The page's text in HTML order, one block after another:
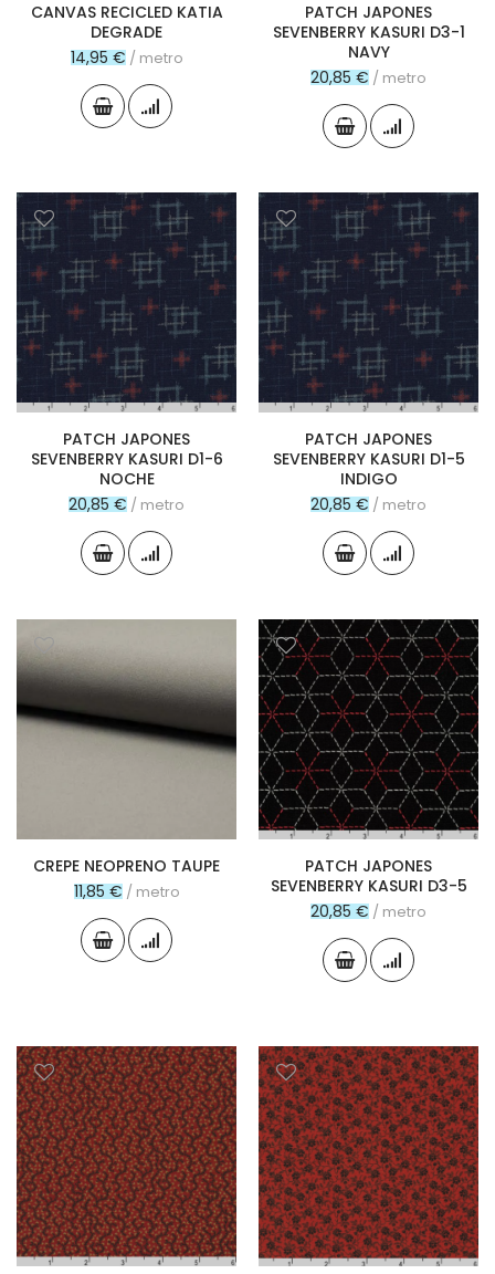
CANVAS RECICLED KATIA
DEGRADE
14,95 € / metro
PATCH JAPONES
SEVENBERRY KASURI D3-1
NAVY
20,85 € / metro
PATCH JAPONES
SEVENBERRY KASURI D1-6
NOCHE
20,85 € / metro
PATCH JAPONES
SEVENBERRY KASURI D1-5
INDIGO
20,85 € / metro
CREPE NEOPRENO TAUPE
11,85 € / metro
PATCH JAPONES
SEVENBERRY KASURI D3-5
20,85 € / metro